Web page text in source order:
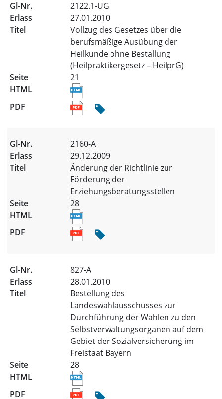
2122.1-UG
27.01.2010
Vollzug des Gesetzes über die
berufsmäßige Ausübung der
Heilkunde ohne Bestallung
(Heilpraktikergesetz – HeilprG)
21
2160-A
29.12.2009
Änderung der Richtlinie zur
Förderung der
Erziehungsberatungsstellen
28
827-A
28.01.2010
Bestellung des
Landeswahlausschusses zur
Durchführung der Wahlen zu den
Selbstverwaltungsorganen auf dem
Gebiet der Sozialversicherung im
Freistaat Bayern
28